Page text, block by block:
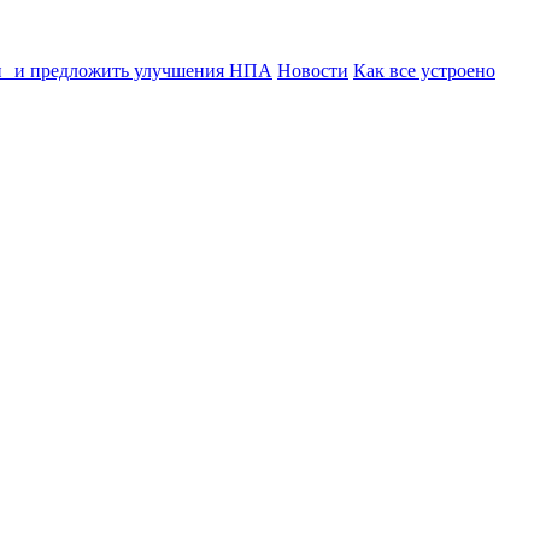
и предложить улучшения НПА Новости Как все устроено